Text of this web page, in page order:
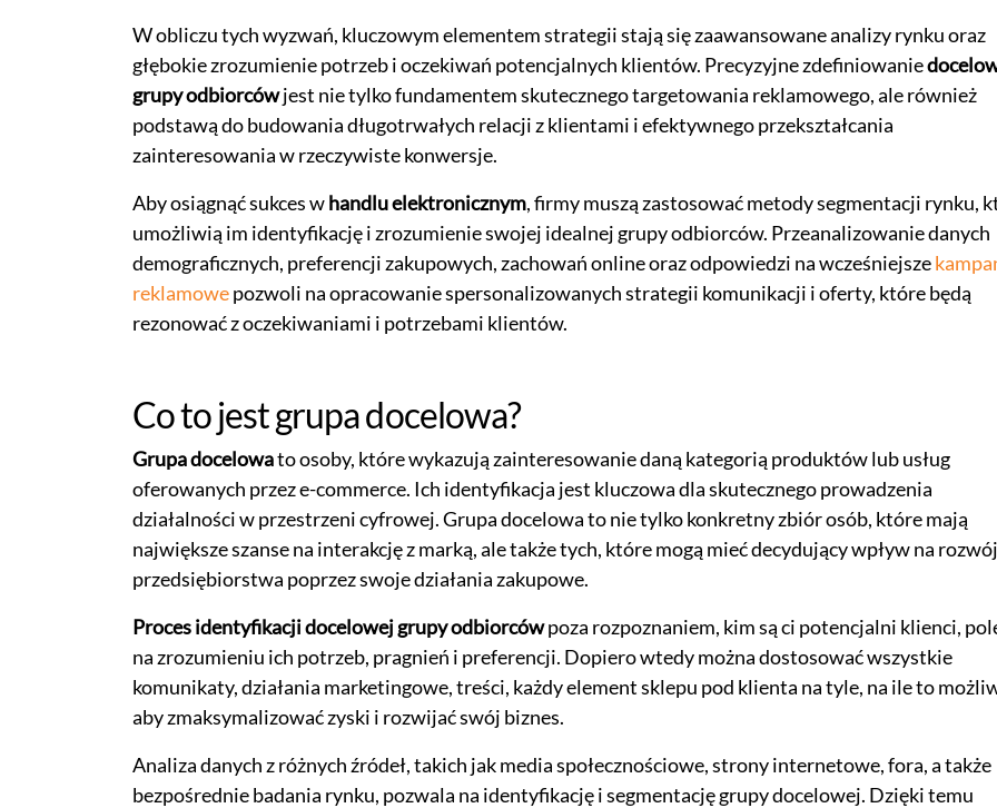
W obliczu tych wyzwań, kluczowym elementem strategii stają się zaawansowane analizy rynku oraz
głębokie zrozumienie potrzeb i oczekiwań potencjalnych klientów. Precyzyjne zdefiniowanie
grupy odbiorcówjest nie tylko fundamentem skutecznego targetowania reklamowego, ale również
podstawą do budowania długotrwałych relacji z klientami i efektywnego przekształcania
zainteresowania w rzeczywiste konwersje.
Aby osiągnąć sukces whandlu elektronicznym, firmy muszą zastosować metody segmentacji rynku,
umożliwią im identyfikację i zrozumienie swojej idealnej grupy odbiorców. Przeanalizowanie danych
demograficznych, preferencji zakupowych, zachowań online oraz odpowiedzi na wcześniejsze
reklamowepozwoli na opracowanie spersonalizowanych strategii komunikacji i oferty, które będą
rezonować z oczekiwaniami i potrzebami klientów.
Co to jest grupa docelowa?
Grupa docelowato osoby, które wykazują zainteresowanie daną kategorią produktów lub usług
oferowanych przez e-commerce. Ich identyfikacja jest kluczowa dla skutecznego prowadzenia
działalności w przestrzeni cyfrowej. Grupa docelowa to nie tylko konkretny zbiór osób, które mają
największe szanse na interakcję z marką, ale także tych, które mogą mieć decydujący wpływ na rozwój
przedsiębiorstwa poprzez swoje działania zakupowe.
Proces identyfikacji docelowej grupy odbiorcówpoza rozpoznaniem, kim są ci potencjalni klienci,
na zrozumieniu ich potrzeb, pragnień i preferencji. Dopiero wtedy można dostosować wszystkie
komunikaty, działania marketingowe, treści, każdy element sklepu pod klienta na tyle, na ile to
aby zmaksymalizować zyski i rozwijać swój biznes.
Analiza danych z różnych źródeł, takich jak media społecznościowe, strony internetowe, fora, a także
bezpośrednie badania rynku, pozwala na identyfikację i segmentację grupy docelowej. Dzięki temu